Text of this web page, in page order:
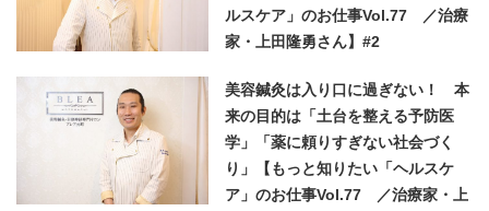
ルスケア」のお仕事Vol.77 ／治療
家・上田隆勇さん】#2
美容鍼灸は入り口に過ぎない！ 本
来の目的は「土台を整える予防医
学」「薬に頼りすぎない社会づく
り」【もっと知りたい「ヘルスケ
ア」のお仕事Vol.77 ／治療家・上